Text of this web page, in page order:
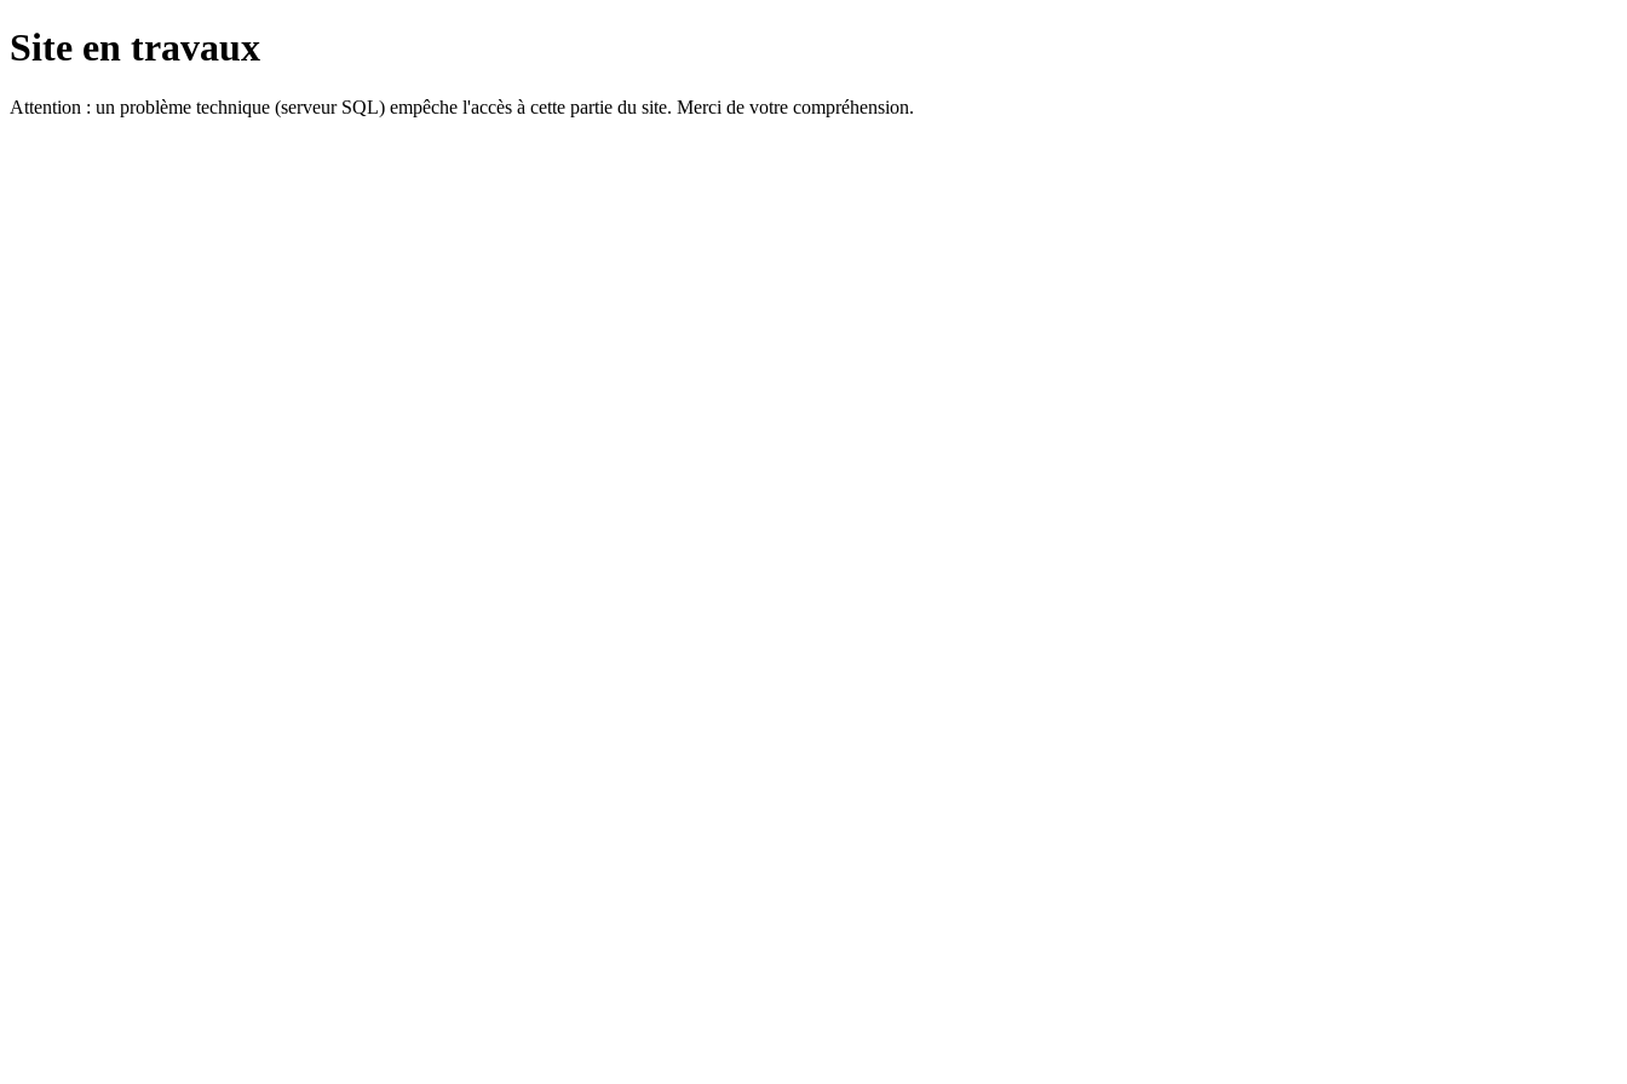
Site en travaux
Attention : un problème technique (serveur SQL) empêche l'accès à cette partie du site. Merci de votre compréhension.